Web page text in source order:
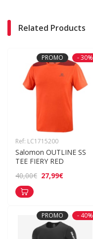
Related Products
PROMO - 30%
Ref: LC1715200
Salomon OUTLINE SS
TEE FIERY RED
40,00€ 27,99€
PROMO - 40%